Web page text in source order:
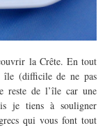
la Crête. En tout
île (difficile de ne pas
reste de l’île car une
je tiens à souligner
qui vous font tout